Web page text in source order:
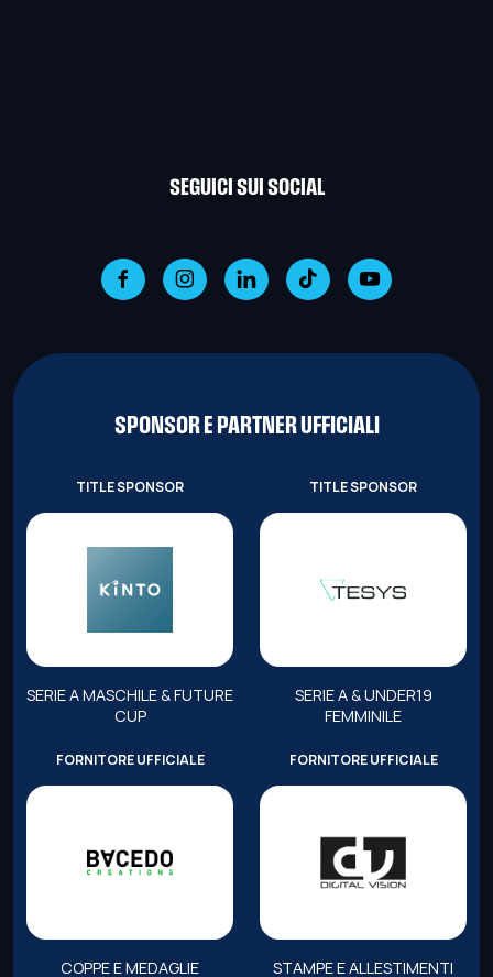
SEGUICI SUI SOCIAL
SPONSOR E PARTNER UFFICIALI
TITLE SPONSOR
SERIE A MASCHILE & FUTURE
CUP
TITLE SPONSOR
SERIE A & UNDER19
FEMMINILE
FORNITORE UFFICIALE
COPPE E MEDAGLIE
FORNITORE UFFICIALE
STAMPE E ALLESTIMENTI